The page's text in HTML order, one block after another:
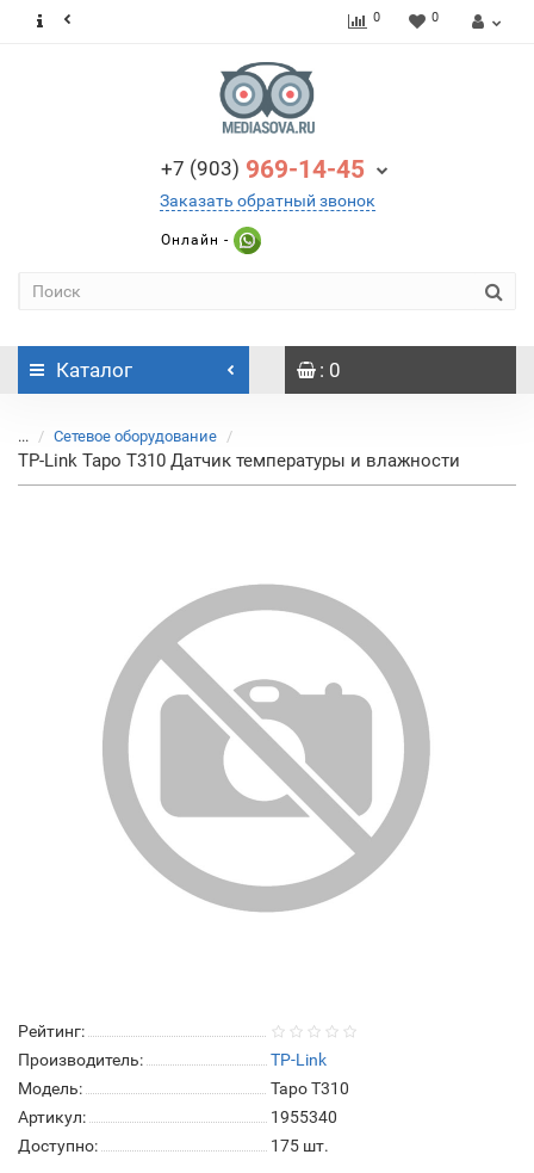
0 0
+7 (903) 969-14-45
Заказать обратный звонок
Онлайн -
Каталог : 0
... Сетевое оборудование
TP-Link Tapo T310 Датчик температуры и влажности
Рейтинг:
Производитель:
TP-Link
Модель:
Tapo T310
Артикул:
1955340
Доступно:
175 шт.